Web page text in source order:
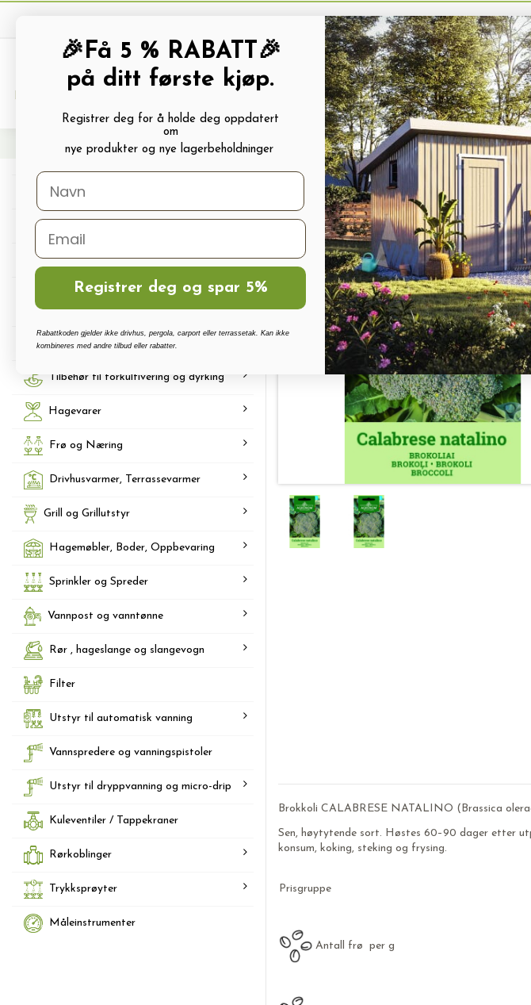
PRODUKTKATALOG ALLE TILBUDSVARER BRUKTE VARER
Grønnsaksfrø Brokkolifrø Brokkoli CALABRESE NATALINO
Brokkoli CALABRESE NATALINO (Brassica
Sen, høytytende sort. Høstes 60–90 dager etter
konsum, koking, steking og frysing.
Prisgruppe
Antall frø per g
Drivhus
Polykarbonat, Glass Og Tilbehør
Terrassetak, Pergola, Hagestuer,
Carport
Drivhus vanningssett
Tilbehør til forkultivering og dyrking
Hagevarer
Frø og Næring
Drivhusvarmer, Terrassevarmer
Grill og Grillutstyr
Hagemøbler, Boder, Oppbevaring
Sprinkler og Spreder
Vannpost og vanntønne
Rør , hageslange og slangevogn
Filter
Utstyr til automatisk vanning
Vannspredere og vanningspistoler
Utstyr til dryppvanning og micro-drip
Kuleventiler / Tappekraner
Rørkoblinger
Trykksprøyter
Måleinstrumenter
🎉Få 5 % RABATT🎉
på ditt første kjøp.
Registrer deg for å holde deg oppdatert
om
nye produkter og nye lagerbeholdninger
Registrer deg og spar 5%
Rabattkoden gjelder ikke drivhus, pergola, carport eller terrassetak. Kan ikke
kombineres med andre tilbud eller rabatter.